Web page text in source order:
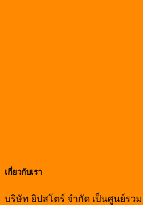
เกี่ยวกับเรา
บริษัท ยิปสโตร์ จำกัด เป็นศูนย์รว